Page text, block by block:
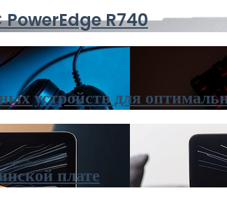
PowerEdge R740
устройств для
плате